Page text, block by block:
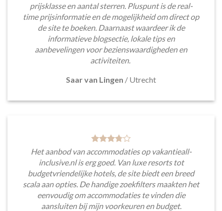
prijsklasse en aantal sterren. Pluspunt is de real-
time prijsinformatie en de mogelijkheid om direct op
de site te boeken. Daarnaast waardeer ik de
informatieve blogsectie, lokale tips en
aanbevelingen voor bezienswaardigheden en
activiteiten.
Saar van Lingen / Utrecht
Het aanbod van accommodaties op vakantieall-
inclusive.nl is erg goed. Van luxe resorts tot
budgetvriendelijke hotels, de site biedt een breed
scala aan opties. De handige zoekfilters maakten het
eenvoudig om accommodaties te vinden die
aansluiten bij mijn voorkeuren en budget.